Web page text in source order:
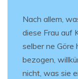
Nach allem,
diese Frau auf
selber ne
bezogen,
nicht, was sie